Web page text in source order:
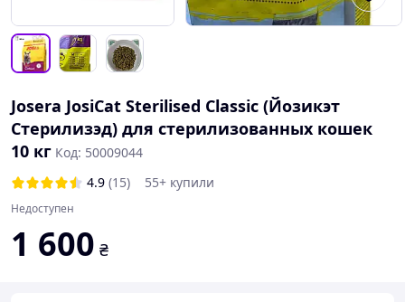
Josera JosiCat Sterilised Classic (Йозикэт
Стерилизэд) для стерилизованных кошек
10 кг Код: 50009044
4.9 (15) 55+ купили
Недоступен
1 600 ₴